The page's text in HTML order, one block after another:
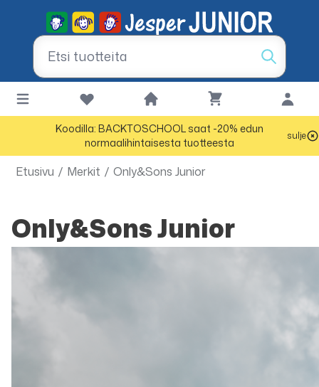
Koodilla: BACKTOSCHOOL saat -20% edun
normaalihintaisesta tuotteesta
sulje
Etusivu / Merkit / Only&Sons Junior
Only&Sons Junior